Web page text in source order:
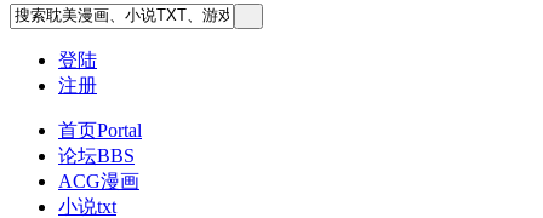
登陆
注册
首页Portal
论坛BBS
ACG漫画
小说txt